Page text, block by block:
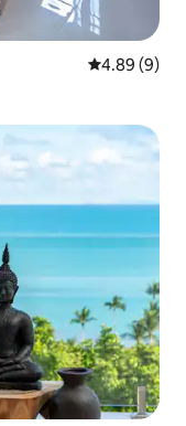
औसत रेटिंग 5 में
4.89 (9)